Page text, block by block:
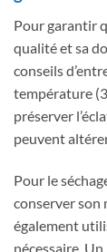
Pour garantir
qualité et sa
conseils
température
préserver
peuvent
Pour le
conserver son
également
nécessaire.